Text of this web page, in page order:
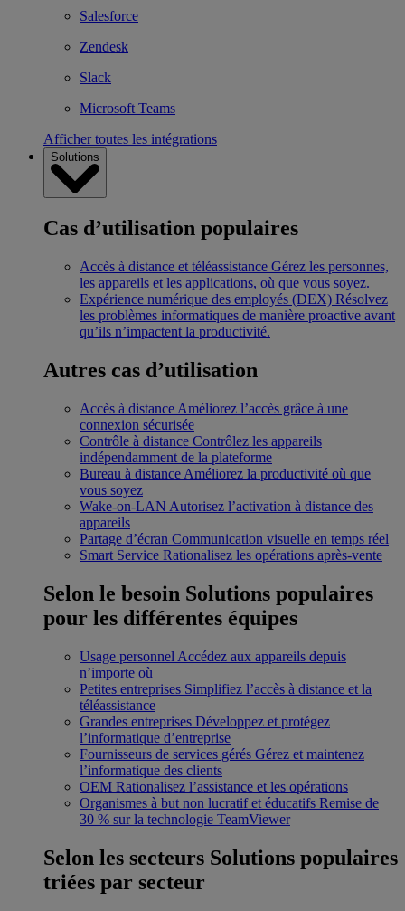
Salesforce
Zendesk
Slack
Microsoft Teams
Afficher toutes les intégrations
Solutions
Cas d’utilisation populaires
Accès à distance et téléassistance Gérez les personnes,
les appareils et les applications, où que vous soyez.
Expérience numérique des employés (DEX) Résolvez
les problèmes informatiques de manière proactive avant
qu’ils n’impactent la productivité.
Autres cas d’utilisation
Accès à distance Améliorez l’accès grâce à une
connexion sécurisée
Contrôle à distance Contrôlez les appareils
indépendamment de la plateforme
Bureau à distance Améliorez la productivité où que
vous soyez
Wake-on-LAN Autorisez l’activation à distance des
appareils
Partage d’écran Communication visuelle en temps réel
Smart Service Rationalisez les opérations après-vente
Selon le besoin Solutions populaires
pour les différentes équipes
Usage personnel Accédez aux appareils depuis
n’importe où
Petites entreprises Simplifiez l’accès à distance et la
téléassistance
Grandes entreprises Développez et protégez
l’informatique d’entreprise
Fournisseurs de services gérés Gérez et maintenez
l’informatique des clients
OEM Rationalisez l’assistance et les opérations
Organismes à but non lucratif et éducatifs Remise de
30 % sur la technologie TeamViewer
Selon les secteurs Solutions populaires
triées par secteur